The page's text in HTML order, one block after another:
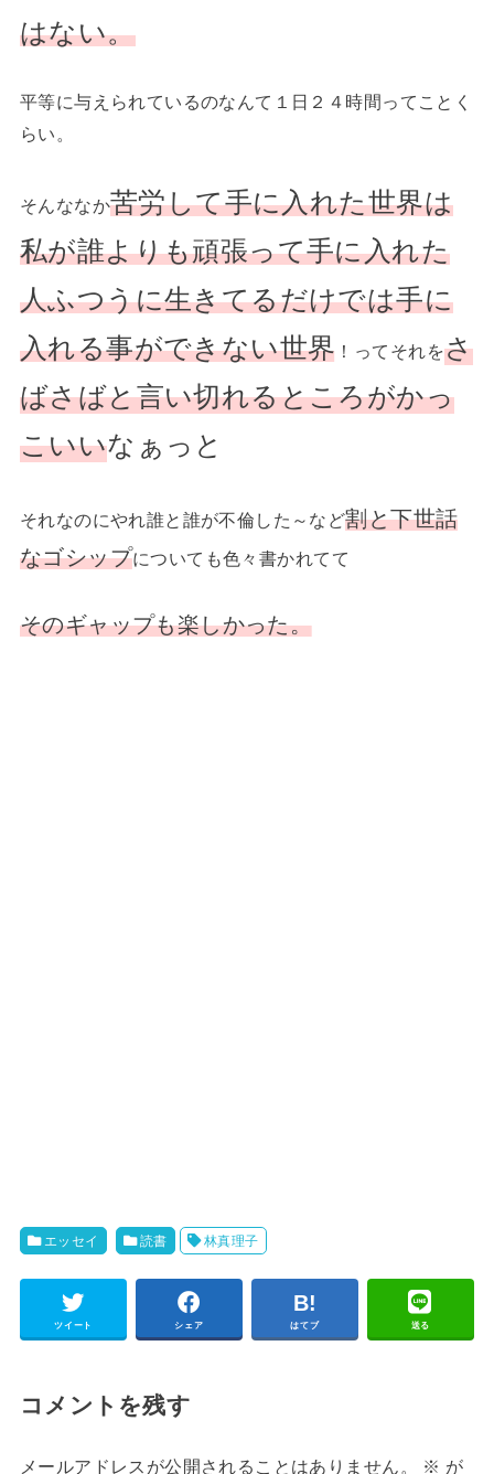
はない。
平等に与えられているのなんて１日２４時間ってことく
らい。
そんななか苦労して手に入れた世界は
私が誰よりも頑張って手に入れた
人ふつうに生きてるだけでは手に
入れる事ができない世界 ！ってそれをさ
ばさばと言い切れるところがかっ
こいいなぁっと
それなのにやれ誰と誰が不倫した～など割と下世話
なゴシップについても色々書かれてて
そのギャップも楽しかった。
エッセイ 読書 林真理子
ツイート シェア はてブ 送る
コメントを残す
メールアドレスが公開されることはありません。 ※ が